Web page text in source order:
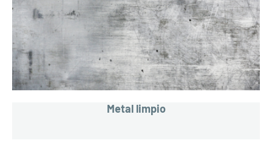
Metal limpio